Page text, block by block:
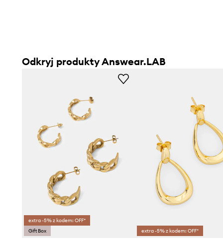
Odkryj produkty Answear.LAB
extra -5% z kodem: OFF*
Gift Box
extra -5% z kodem: OFF*